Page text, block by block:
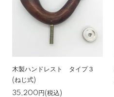
木製ハンドレスト タイプ３
(ねじ式)
35,200円(税込)